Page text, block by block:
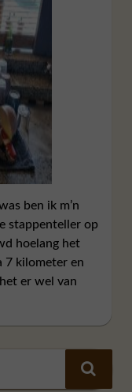
ben ik m’n
stappenteller op
hoelang het
7 kilometer en
er wel van